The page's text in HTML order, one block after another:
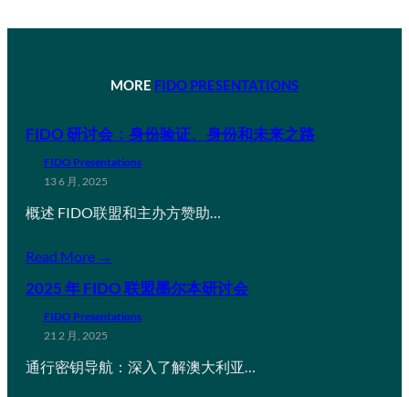
MORE FIDO PRESENTATIONS
FIDO 研讨会：身份验证、身份和未来之路
FIDO Presentations
13 6 月, 2025
概述 FIDO联盟和主办方赞助…
Read More →
2025 年 FIDO 联盟墨尔本研讨会
FIDO Presentations
21 2 月, 2025
通行密钥导航：深入了解澳大利亚…